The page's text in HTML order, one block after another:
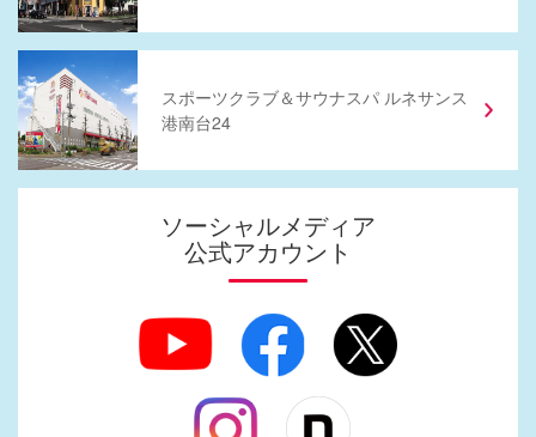
スポーツクラブ＆サウナスパ ルネサンス
港南台24
ソーシャルメディア
公式アカウント